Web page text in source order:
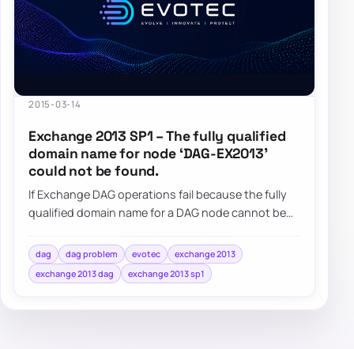
2015-03-14
Exchange 2013 SP1 – The fully qualified
domain name for node ‘DAG-EX2013’
could not be found.
If Exchange DAG operations fail because the fully
qualified domain name for a DAG node cannot be
dag dag problem evotec
exchange 2013
exchange 2013 dag
exchange 2013 sp1